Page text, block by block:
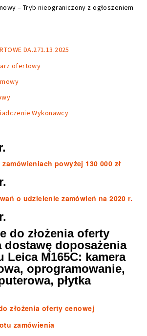
– Tryb nieograniczony z ogłoszeniem
DA.271.13.2025
ofertowy
Wykonawcy
powyżej 130 000 zł
o udzielenie zamówień na 2020 r.
do złożenia oferty
dostawę doposażenia
Leica M165C: kamera
oprogramowanie,
płytka
złożenia oferty cenowej
zamówienia